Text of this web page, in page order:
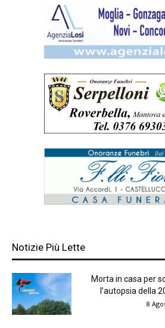
Notizie Più Lette
Morta in casa per
l’autopsia della
8